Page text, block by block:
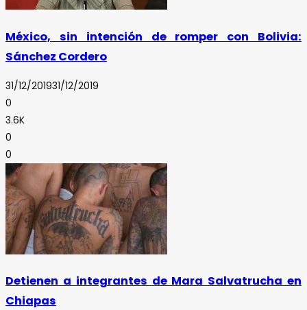
México, sin intención de romper con Bolivia:
Sánchez Cordero
31/12/201931/12/2019
0
3.6K
0
0
Detienen a integrantes de Mara Salvatrucha en
Chiapas